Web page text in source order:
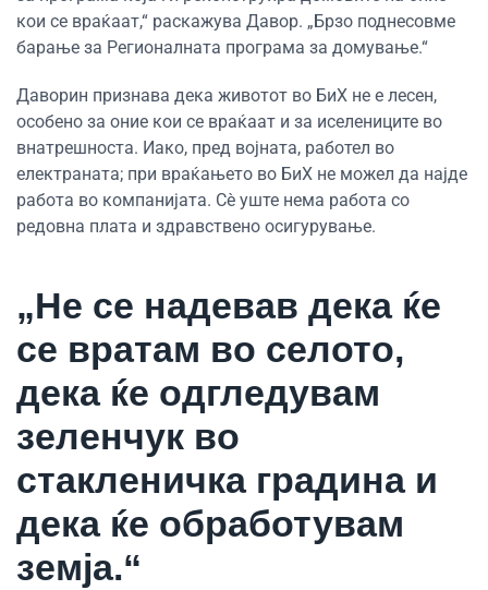
кои се враќаат,“ раскажува Давор. „Брзо поднесовме
барање за Регионалната програма за домување.“
Даворин признава дека животот во БиХ не е лесен,
особено за оние кои се враќаат и за иселениците во
внатрешноста. Иако, пред војната, работел во
електраната; при враќањето во БиХ не можел да најде
работа во компанијата. Сè уште нема работа со
редовна плата и здравствено осигурување.
„Не се надевав дека ќе
се вратам во селото,
дека ќе одгледувам
зеленчук во
стакленичка градина и
дека ќе обработувам
земја.“